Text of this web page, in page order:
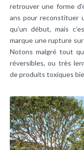
retrouver une forme
ans pour reconstituer
qu’un début, mais
marque une rupture
Notons malgré tout
réversibles, ou très
de produits toxiques